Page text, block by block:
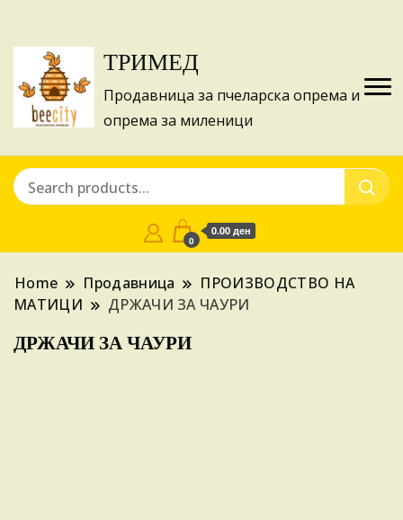
ТРИМЕД
Продавница за пчеларска опрема и
опрема за миленици
0
0.00 ден
Home Продавница
ПРОИЗВОДСТВО НА
МАТИЦИ
ДРЖАЧИ ЗА ЧАУРИ
ДРЖАЧИ ЗА ЧАУРИ